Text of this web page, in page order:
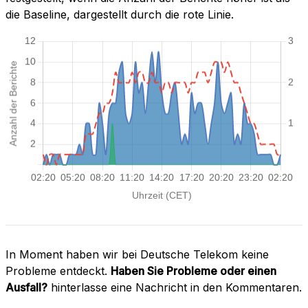
die Baseline, dargestellt durch die rote Linie.
In Moment haben wir bei Deutsche Telekom keine
Probleme entdeckt. Haben Sie Probleme oder einen
Ausfall? hinterlasse eine Nachricht in den Kommentaren.